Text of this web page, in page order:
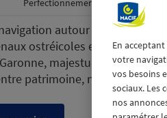
Perfectionnement
autour de l’île
ostréicoles et larges
majestueux fleuve
patrimoine, nature et
En
votre
vos besoins
sociaux. Les
nos